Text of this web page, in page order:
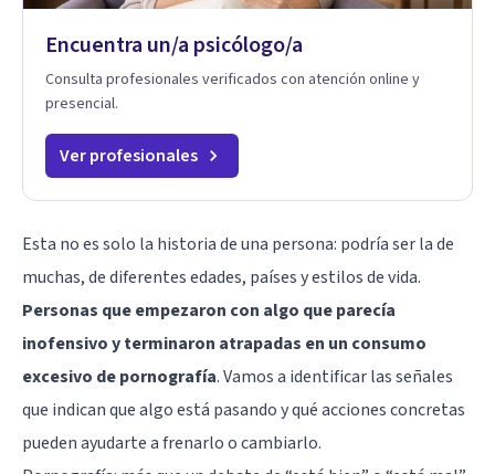
Encuentra un/a psicólogo/a
Consulta profesionales verificados con atención online y
presencial.
Ver profesionales
Esta no es solo la historia de una persona: podría ser la de
muchas, de diferentes edades, países y estilos de vida.
Personas que empezaron con algo que parecía
inofensivo y terminaron atrapadas en un consumo
excesivo de pornografía. Vamos a identificar las señales
que indican que algo está pasando y qué acciones concretas
pueden ayudarte a frenarlo o cambiarlo.